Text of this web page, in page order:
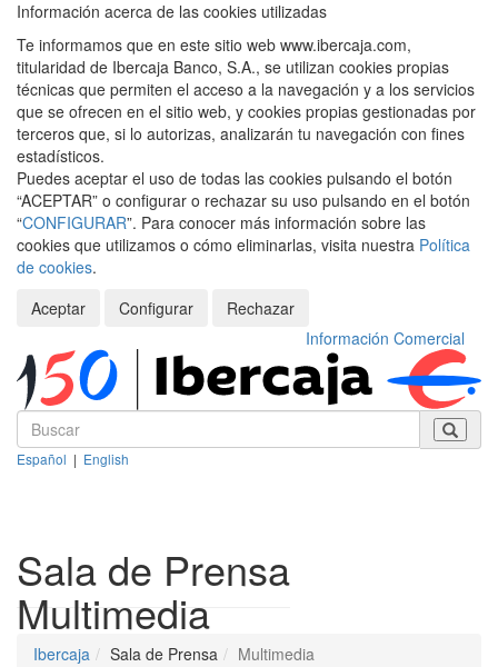
Información acerca de las cookies utilizadas
Te informamos que en este sitio web www.ibercaja.com,
titularidad de Ibercaja Banco, S.A., se utilizan cookies propias
técnicas que permiten el acceso a la navegación y a los servicios
que se ofrecen en el sitio web, y cookies propias gestionadas por
terceros que, si lo autorizas, analizarán tu navegación con fines
estadísticos.
Puedes aceptar el uso de todas las cookies pulsando el botón
“ACEPTAR” o configurar o rechazar su uso pulsando en el botón
“CONFIGURAR”. Para conocer más información sobre las
cookies que utilizamos o cómo eliminarlas, visita nuestra Política
de cookies.
Aceptar
Configurar
Rechazar
Información Comercial
Español | English
Sala de Prensa
Multimedia
Ibercaja Sala de Prensa Multimedia